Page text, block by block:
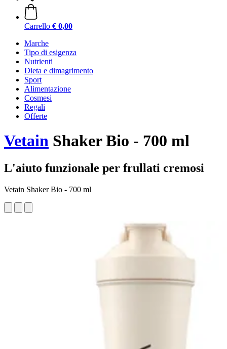
Carrello € 0,00
Marche
Tipo di esigenza
Nutrienti
Dieta e dimagrimento
Sport
Alimentazione
Cosmesi
Regali
Offerte
Vetain Shaker Bio - 700 ml
L'aiuto funzionale per frullati cremosi
Vetain Shaker Bio - 700 ml